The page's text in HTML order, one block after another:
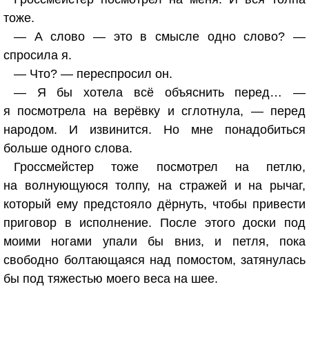
тоже.
— А слово — это в смысле одно слово? —
спросила я.
— Что? — переспросил он.
— Я бы хотела всё объяснить перед… —
я посмотрела на верёвку и сглотнула, — перед
народом. И извинится. Но мне понадобиться
больше одного слова.
Гроссмейстер тоже посмотрел на петлю,
на волнующуюся толпу, на стражей и на рычаг,
который ему предстояло дёрнуть, чтобы привести
приговор в исполнение. После этого доски под
моими ногами упали бы вниз, и петля, пока
свободно болтающаяся над помостом, затянулась
бы под тяжестью моего веса на шее.